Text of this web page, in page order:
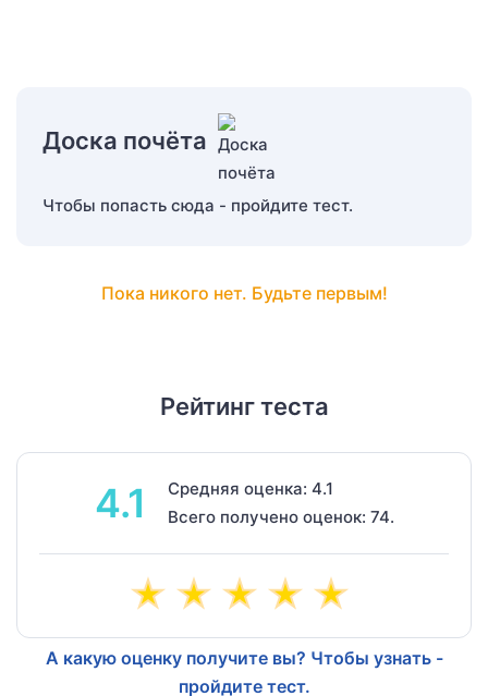
Доска почёта
Чтобы попасть сюда - пройдите тест.
Пока никого нет. Будьте первым!
Рейтинг теста
4.1
Средняя оценка: 4.1
Всего получено оценок: 74.
А какую оценку получите вы? Чтобы узнать -
пройдите тест.